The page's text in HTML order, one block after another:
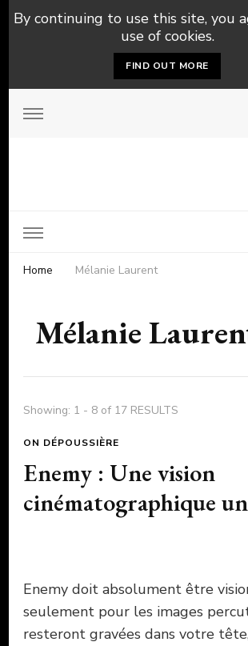
By continuing to use this site, you
use of cookies.
FIND OUT MORE
Home Mélanie Laurent
Mélanie
Showing: 1 - 8 of 17 RESULTS
ON DÉPOUSSIÈRE
Enemy : Une vision
cinématographique
Enemy doit absolument être
seulement pour les images
resteront gravées dans votre